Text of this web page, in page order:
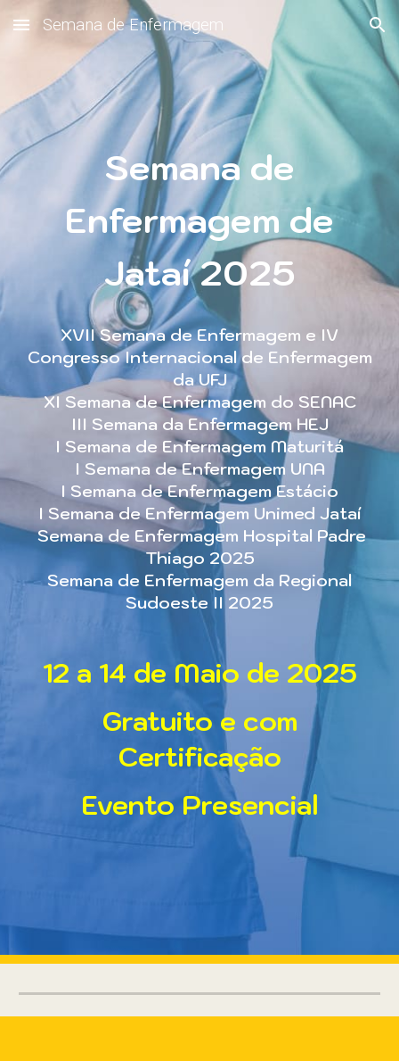
Skip to main content Skip to navigation
Semana de Enfermagem
Semana de
Enfermagem de
Jataí 2025
XVII Semana de Enfermagem e IV
Congresso Internacional de Enfermagem
da UFJ
XI Semana de Enfermagem do SENAC
III Semana da Enfermagem HEJ
I Semana de Enfermagem Maturitá
I Semana de Enfermagem UNA
I Semana de Enfermagem Estácio
I Semana de Enfermagem Unimed Jataí
Semana de Enfermagem Hospital Padre
Thiago 2025
Semana de Enfermagem da Regional
Sudoeste II 2025
12 a 14 de Maio de 2025
Gratuito e com
Certificação
Evento Presencial